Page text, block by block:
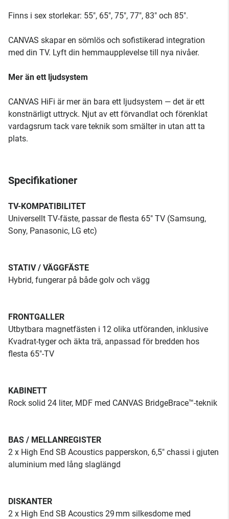
Finns i sex storlekar: 55", 65", 75", 77", 83" och 85".
CANVAS skapar en sömlös och sofistikerad integration
med din TV. Lyft din hemmaupplevelse till nya nivåer.
Mer än ett ljudsystem
CANVAS HiFi är mer än bara ett ljudsystem — det är ett
konstnärligt uttryck. Njut av ett förvandlat och förenklat
vardagsrum tack vare teknik som smälter in utan att ta
plats.
Specifikationer
TV-KOMPATIBILITET
Universellt TV-fäste, passar de flesta 65" TV (Samsung,
Sony, Panasonic, LG etc)
STATIV / VÄGGFÄSTE
Hybrid, fungerar på både golv och vägg
FRONTGALLER
Utbytbara magnetfästen i 12 olika utföranden, inklusive
Kvadrat-tyger och äkta trä, anpassad för bredden hos
flesta 65"-TV
KABINETT
Rock solid 24 liter, MDF med CANVAS BridgeBrace™-teknik
BAS / MELLANREGISTER
2 x High End SB Acoustics papperskon, 6,5" chassi i gjuten
aluminium med lång slaglängd
DISKANTER
2 x High End SB Acoustics 29 mm silkesdome med